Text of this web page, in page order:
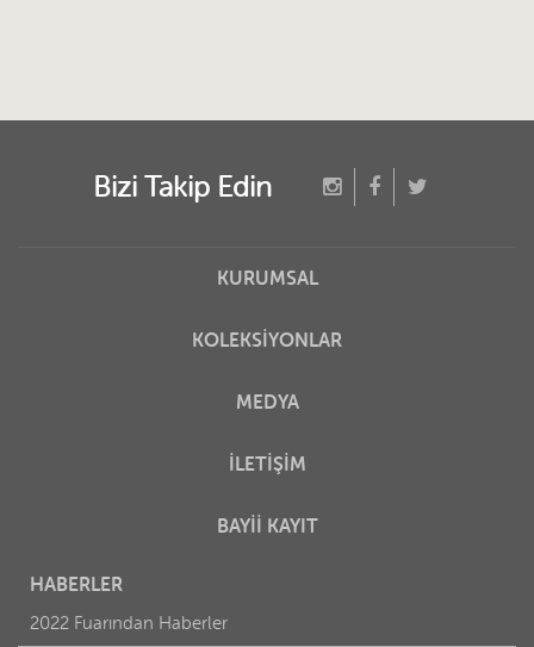
Bizi Takip Edin
KURUMSAL
KOLEKSİYONLAR
MEDYA
İLETİŞİM
BAYİİ KAYIT
HABERLER
2022 Fuarından Haberler